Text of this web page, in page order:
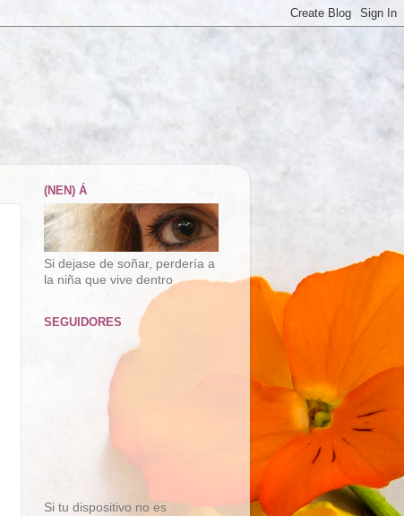
(NEN) Á
Si dejase de soñar, perdería a
la niña que vive dentro
SEGUIDORES
Si tu dispositivo no es